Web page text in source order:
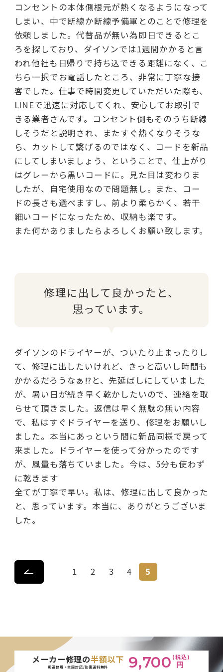
コンセントの本体側根元が熱くなるようになって
しまい、中で断線か断線予備軍とのことで修理を
依頼しました。代替品が無い為即日できるとこ
ろを探しており、ダイソンでは1週間かかると言
われ他社も日帰りで持ち込できる距離になく、こ
ちら一択でお電話したところ、非常に丁寧な接
客でした。仕事で時間変更していただいた際も、
LINEで迅速に対応してくれ、安心してお取引で
きる業者さんです。コンセント側もそのうち断線
しそうだと説明され、またすぐ熱くなりそうな
ら、カットして繋げるのではなく、コードを新品
にしてしまいましょう、ということで、仕上がり
はグレーから黒いコードに。見た目は変わりま
したが、自宅使用なので問題無し。また、コー
ドの長さも選べますし、前より柔らかく、若干
細いコードになったため、収納も楽です。
また何かありましたらよろしくお願い致します。
修理に出して良かったと、
思っています。
ダイソンのドライヤーが、ついたり止まったりし
て、修理に出したいけれど、きっと高いし時間も
かかるだろうなぁ⁉︎と、先延ばしにしていました
が、暑い日が続き早く乾かしたいので、連絡を取
らせて頂きました。返信は早く無駄の無い内容
で、私はすぐドライヤーを送り、修理をお願いし
ました。本当にあっという間に新品同様で戻って
来ました。ドライヤーを使って分かったのです
が、風量も落ちていました。今は、5分も使わず
に乾きます
全てが丁寧で早い。私は、修理に出して良かった
と、思っています。本当に、ありがとうございま
した。
1 2 3 4 5
メーカー修理の半額以下
郵送修理・全国対応/往復送料無料 9,700 円
(税込)